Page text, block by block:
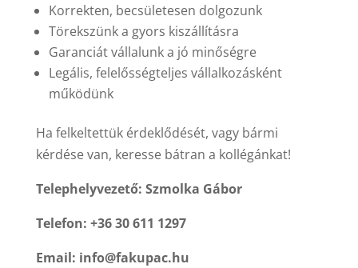
Korrekten, becsületesen dolgozunk
Törekszünk a gyors kiszállításra
Garanciát vállalunk a jó minőségre
Legális, felelősségteljes vállalkozásként
működünk
Ha felkeltettük érdeklődését, vagy bármi
kérdése van, keresse bátran a kollégánkat!
Telephelyvezető: Szmolka Gábor
Telefon: +36 30 611 1297
Email: info@fakupac.hu